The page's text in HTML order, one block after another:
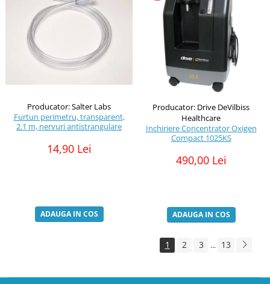
Producator: Salter Labs
Furtun perimetru, transparent,
2.1 m, nervuri antistrangulare
14,90 Lei
ADAUGA IN COS
Producator: Drive DeVilbiss
Healthcare
Inchiriere Concentrator Oxigen
Compact 1025KS
490,00 Lei
ADAUGA IN COS
1 2 3 ... 13